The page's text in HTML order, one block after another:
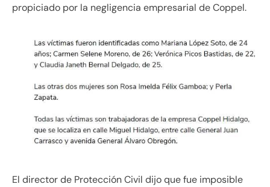
propiciado por la negligencia empresarial de Coppel.
El director de Protección Civil dijo que fue imposible